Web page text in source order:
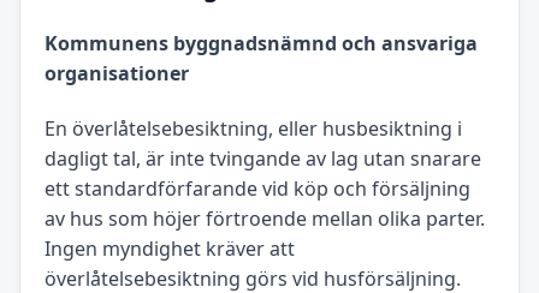
Kommunens byggnadsnämnd och ansvariga
organisationer
En överlåtelsebesiktning, eller husbesiktning i
dagligt tal, är inte tvingande av lag utan snarare
ett standardförfarande vid köp och försäljning
av hus som höjer förtroende mellan olika parter.
Ingen myndighet kräver att
överlåtelsebesiktning görs vid husförsäljning.